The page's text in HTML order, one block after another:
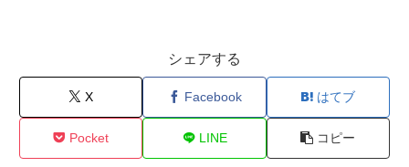
シェアする
X Facebook はてブ
Pocket LINE コピー